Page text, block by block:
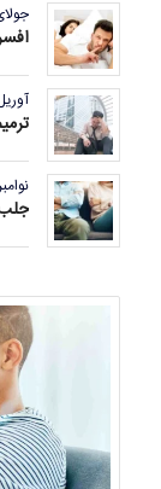
جولای 9,
آوریل 14,
نوامبر 25, 2021